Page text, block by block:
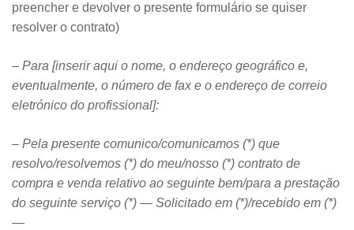
preencher e devolver o presente formulário se quiser
resolver o contrato)
– Para [inserir aqui o nome, o endereço geográfico e,
eventualmente, o número de fax e o endereço de correio
eletrónico do profissional]:
– Pela presente comunico/comunicamos (*) que
resolvo/resolvemos (*) do meu/nosso (*) contrato de
compra e venda relativo ao seguinte bem/para a prestação
do seguinte serviço (*) — Solicitado em (*)/recebido em (*)
—